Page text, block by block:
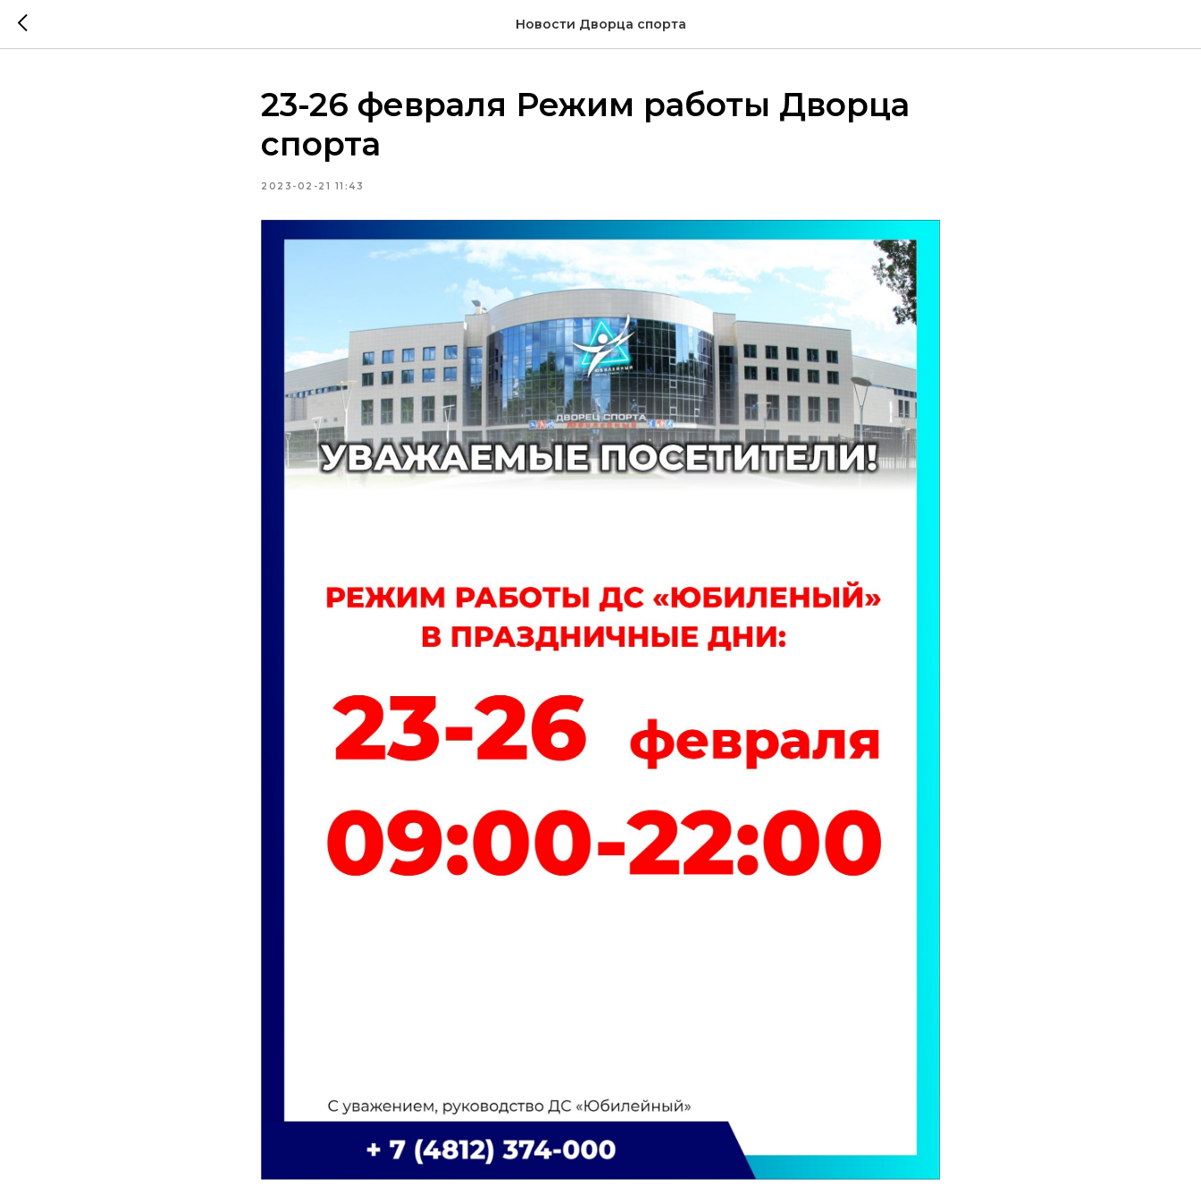
Новости Дворца спорта
23-26 февраля Режим работы Дворца
спорта
2023-02-21 11:43